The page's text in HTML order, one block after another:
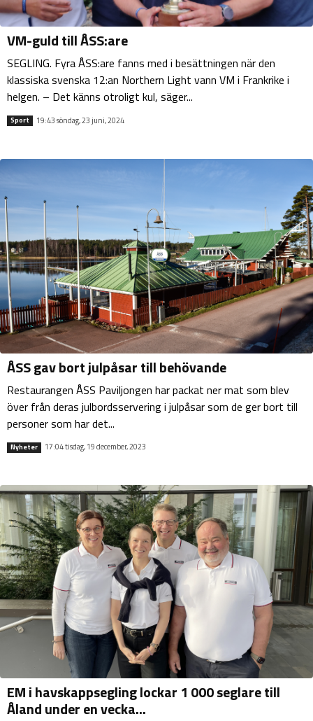
VM-guld till ÅSS:are
SEGLING. Fyra ÅSS:are fanns med i besättningen när den
klassiska svenska 12:an Northern Light vann VM i Frankrike i
helgen. – Det känns otroligt kul, säger...
Sport 19:43 söndag, 23 juni, 2024
ÅSS gav bort julpåsar till behövande
Restaurangen ÅSS Paviljongen har packat ner mat som blev
över från deras julbordsservering i julpåsar som de ger bort till
personer som har det...
Nyheter 17:04 tisdag, 19 december, 2023
EM i havskappsegling lockar 1 000 seglare till
Åland under en vecka...